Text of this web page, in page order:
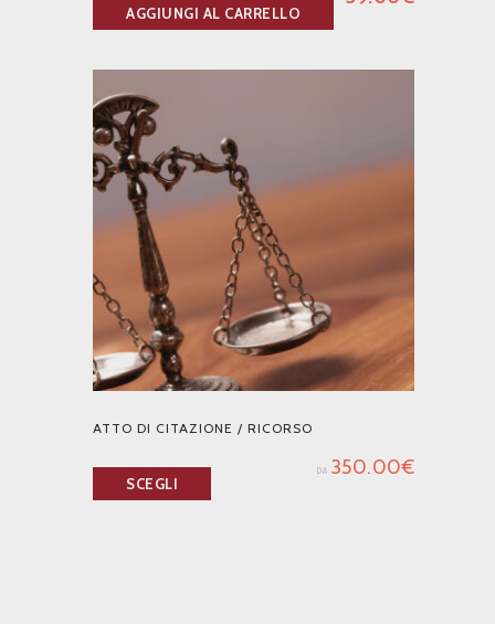
AGGIUNGI AL CARRELLO
ATTO DI CITAZIONE / RICORSO
DA 350.00€
SCEGLI